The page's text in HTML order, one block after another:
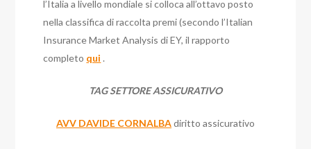
l’Italia a livello mondiale si colloca all’ottavo posto
nella classifica di raccolta premi (secondo l’Italian
Insurance Market Analysis di EY, il rapporto
completo qui .
TAG SETTORE ASSICURATIVO
AVV DAVIDE CORNALBAdiritto assicurativo